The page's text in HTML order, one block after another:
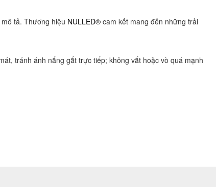
tả. Thương hiệu NULLED® cam kết mang đến những trải
tránh ánh nắng gắt trực tiếp; không vắt hoặc vò quá mạnh